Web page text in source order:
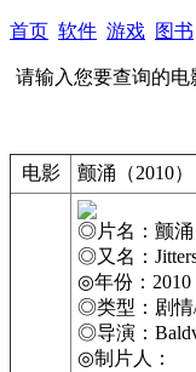
首页 软件 游戏 图书
请输入您要查询的电
电影 颤涌（2010）
◎片名：颤涌
◎又名：
◎年份：2010
◎类型：剧情
◎导演：
◎制片人：